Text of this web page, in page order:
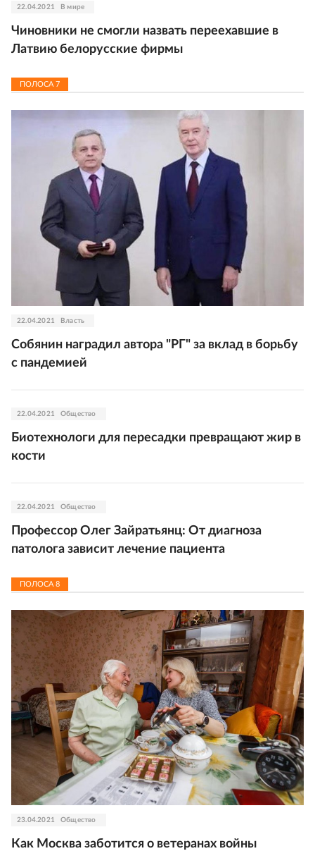
22.04.2021 В мире
Чиновники не смогли назвать переехавшие в
Латвию белорусские фирмы
ПОЛОСА7
22.04.2021 Власть
Собянин наградил автора "РГ" за вклад в борьбу
с пандемией
22.04.2021 Общество
Биотехнологи для пересадки превращают жир в
кости
22.04.2021 Общество
Профессор Олег Зайратьянц: От диагноза
патолога зависит лечение пациента
ПОЛОСА 8
23.04.2021 Общество
Как Москва заботится о ветеранах войны